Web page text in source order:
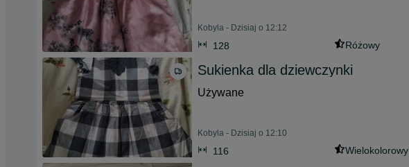
Kobyla - Dzisiaj o 12:12
128 Różowy
Sukienka dla dziewczynki
Używane
Kobyla - Dzisiaj o 12:10
116 Wielokolorowy